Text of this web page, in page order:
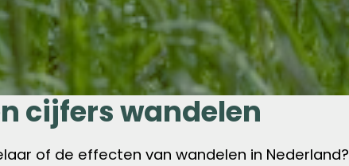
cijfers wandelen
of de effecten van wandelen in Nederland?